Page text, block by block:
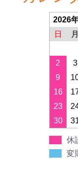
2026
日
月
2
3
9
16
23
30
休
変